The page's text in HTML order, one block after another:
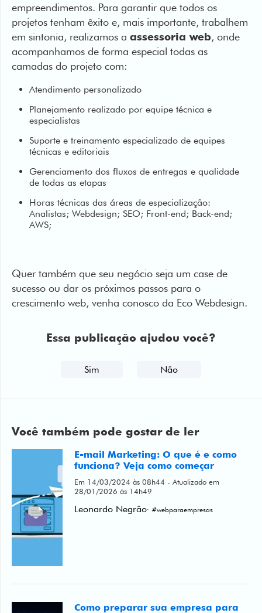
empreendimentos. Para garantir que todos os
projetos tenham êxito e, mais importante, trabalhem
em sintonia, realizamos a assessoria web, onde
acompanhamos de forma especial todas as
camadas do projeto com:
Atendimento personalizado
Planejamento realizado por equipe técnica e
especialistas
Suporte e treinamento especializado de equipes
técnicas e editoriais
Gerenciamento dos fluxos de entregas e qualidade
de todas as etapas
Horas técnicas das áreas de especialização:
Analistas; Webdesign; SEO; Front-end; Back-end;
AWS;
Quer também que seu negócio seja um case de
sucesso ou dar os próximos passos para o
crescimento web, venha conosco da Eco Webdesign.
Essa publicação ajudou você?
Sim Não
Você também pode gostar de ler
E-mail Marketing: O que é e como
funciona? Veja como começar
Em 14/03/2024 às 08h44 - Atualizado em
28/01/2026 às 14h49
Leonardo Negrão· #webparaempresas
Como preparar sua empresa para